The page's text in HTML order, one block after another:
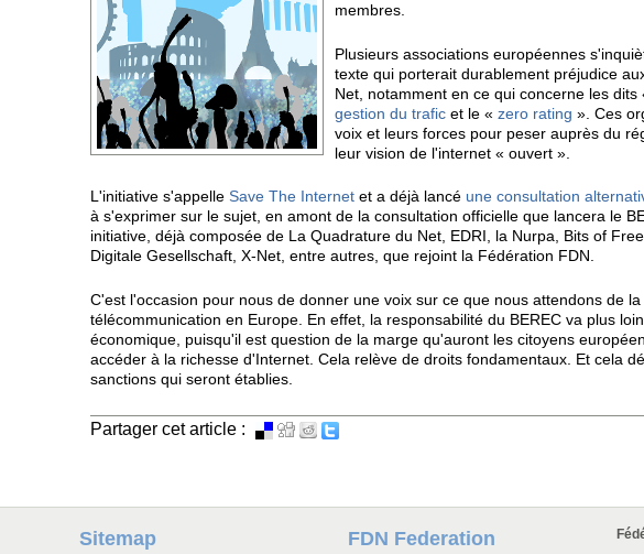
membres.
Plusieurs associations européennes
texte qui porterait durablement préjudice
Net, notamment en ce qui concerne les dits
gestion du trafic et le « zero rating ». Ces
voix et leurs forces pour peser auprès du
leur vision de l'internet « ouvert ».
L'initiative s'appelle Save The Internet et a déjà lancé une consultation
à s'exprimer sur le sujet, en amont de la consultation officielle que lancera le
initiative, déjà composée de La Quadrature du Net, EDRI, la Nurpa, Bits of
Digitale Gesellschaft, X-Net, entre autres, que rejoint la Fédération FDN.
C'est l'occasion pour nous de donner une voix sur ce que nous attendons de
télécommunication en Europe. En effet, la responsabilité du BEREC va plus
économique, puisqu'il est question de la marge qu'auront les citoyens
accéder à la richesse d'Internet. Cela relève de droits fondamentaux. Et cela
sanctions qui seront établies.
Partager cet article :
Sitemap FDN Federation